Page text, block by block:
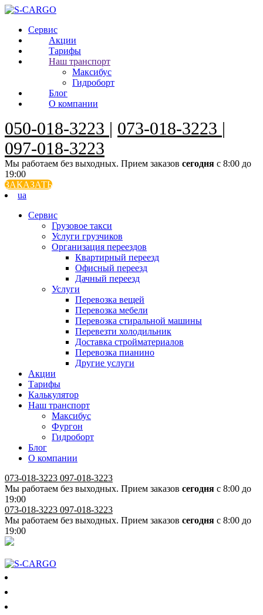
Сервис
Акции
Тарифы
Наш транспорт
Максибус
Гидроборт
Блог
О компании
050-018-3223 | 073-018-3223 |
097-018-3223
Мы работаем без выходных. Прием заказов сегодня с 8:00 до
19:00
ЗАКАЗАТЬ
ua
Сервис
Грузовое такси
Услуги грузчиков
Организация переездов
Квартирный переезд
Офисный переезд
Дачный переезд
Услуги
Перевозка вещей
Перевозка мебели
Перевозка стиральной машины
Перевезти холодильник
Доставка стройматериалов
Перевозка пианино
Другие услуги
Акции
Тарифы
Калькулятор
Наш транспорт
Максибус
Фургон
Гидроборт
Блог
О компании
073-018-3223 097-018-3223
Мы работаем без выходных. Прием заказов сегодня с 8:00 до
19:00
073-018-3223 097-018-3223
Мы работаем без выходных. Прием заказов сегодня с 8:00 до
19:00